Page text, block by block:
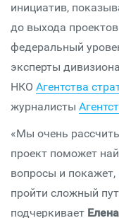
инициатив,
до выхода
федеральный
эксперты
НКО Агентства
журналисты
«Мы очень
проект поможет
вопросы и покажет,
пройти сложный
подчеркивает